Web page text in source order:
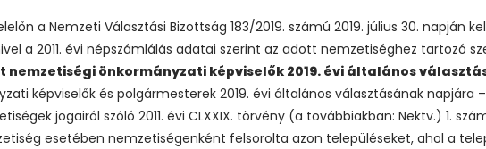
a Nemzeti Választási Bizottság 183/2019. számú 2019. július 30. napján
a 2011. évi népszámlálás adatai szerint az adott nemzetiséghez tartozó
nemzetiségi önkormányzati képviselők 2019. évi általános
képviselők és polgármesterek 2019. évi általános választásának napjára –
jogairól szóló 2011. évi CLXXIX. törvény (a továbbiakban: Nektv.) 1.
esetében nemzetiségenként felsorolta azon településeket, ahol a